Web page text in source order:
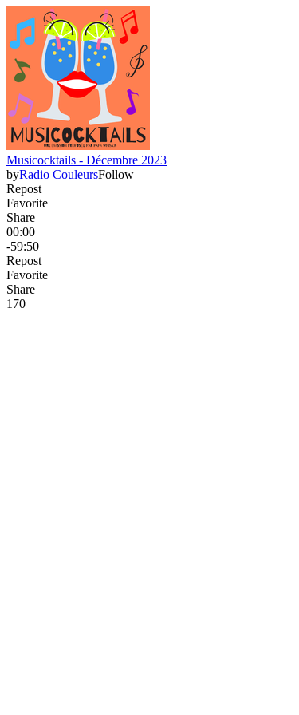
Musicocktails - Décembre 2023
byRadio CouleursFollow
Repost
Favorite
Share
00:00
-59:50
Repost
Favorite
Share
170